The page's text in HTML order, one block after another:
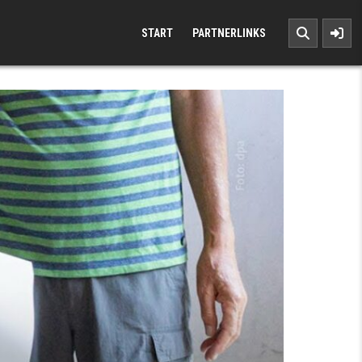
START PARTNERLINKS